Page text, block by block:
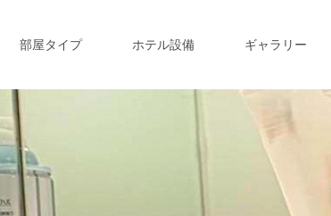
部屋タイプ ホテル設備 ギャラリー